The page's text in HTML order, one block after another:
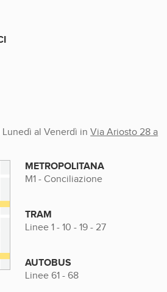
al Venerdì inVia Ariosto 28 a
METROPOLITANA
M1 - Conciliazione
TRAM
Linee 1 - 10 - 19 - 27
AUTOBUS
Linee 61 - 68